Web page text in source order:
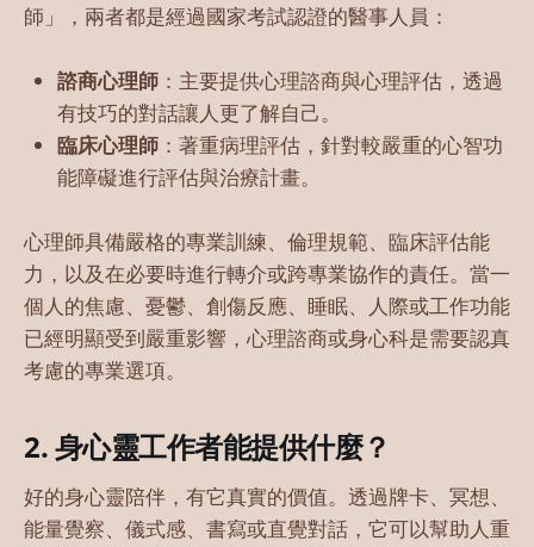
師」，兩者都是經過國家考試認證的醫事人員：
諮商心理師 ：主要提供心理諮商與心理評估，透過
有技巧的對話讓人更了解自己。
臨床心理師 ：著重病理評估，針對較嚴重的心智功
能障礙進行評估與治療計畫。
心理師具備嚴格的專業訓練、倫理規範、臨床評估能
力，以及在必要時進行轉介或跨專業協作的責任。當一
個人的焦慮、憂鬱、創傷反應、睡眠、人際或工作功能
已經明顯受到嚴重影響，心理諮商或身心科是需要認真
考慮的專業選項。
2. 身心靈工作者能提供什麼？
好的身心靈陪伴，有它真實的價值。透過牌卡、冥想、
能量覺察、儀式感、書寫或直覺對話，它可以幫助人重